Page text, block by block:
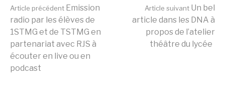
Lire
la
suite
Article précédent Emission
radio par les élèves de
1STMG et de TSTMG en
partenariat avec RJS à
écouter en live ou en
podcast
Article suivant Un bel
article dans les DNA à
propos de l’atelier
théâtre du lycée